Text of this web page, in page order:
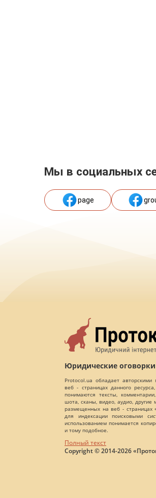
Мы в социальных
page
Юридические оговорки
Protocol.ua обладает
веб - страницах данного
понимаются тексты,
шота, сканы, видео, аудио,
размещенных на веб - страницах
для индексации поисковыми
использованием понимается
и тому подобное.
Полный текст
Copyright © 2014-2026